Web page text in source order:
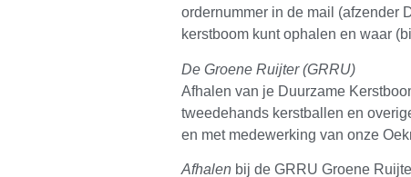
ordernummer in de mail (afzender
kerstboom kunt ophalen en waar
De Groene Ruijter (GRRU)
Afhalen van je Duurzame
tweedehands kerstballen en
en met medewerking van onze
Afhalenbij de GRRU Groene